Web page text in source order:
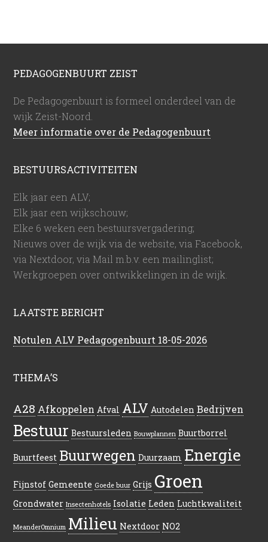
PEDAGOGENBUURT ZEIST
De Pedagogenbuurt is formeel onderdeel van de
wijk Zeist-Noord.
Meer informatie over de Pedagogenbuurt
BESTUURSACTIVITEITEN
Elk jaar een ALV;
Elk jaar een wijkschouw;
Elke 6 weken een bestuursvergadering;
Nieuws over de wijk via de website, via Facebook,
via Nextdoor, via Mail m.b.v. een mailinglist;
Werkgroepen over ontwikkelingen in de wijk.
LAATSTE BERICHT
Notulen ALV Pedagogenbuurt 18-05-2026
THEMA’S
A28 Afkoppelen Afval ALV Autodelen Bedrijven
Bestuur Bestuursleden Bouwplannen Buurtborrel
Buurtfeest Buurwegen Duurzaam Energie
Fijnstof Gemeente Goede buur Grijs Groen
Grondwater Insectenhotels Isolatie Leden Luchtkwaliteit
MeanderOmnium Milieu Nextdoor NO2